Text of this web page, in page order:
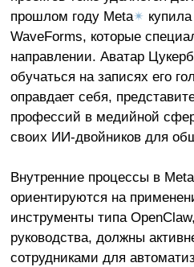
прошлом году Meta✴
WaveForms, которые
направлении. Аватар
обучаться на записях его
оправдает себя,
профессий в медийной
своих ИИ-двойников для
Внутренние процессы в Meta
ориентируются на
инструменты типа
руководства, должны
сотрудниками для